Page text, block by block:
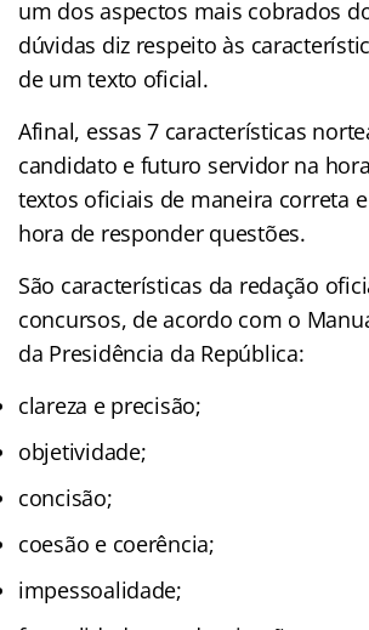
um dos aspectos mais cobrados
dúvidas diz respeito às
de um texto oficial.
Afinal, essas 7 características
candidato e futuro servidor na
textos oficiais de maneira correta
hora de responder questões.
São características da redação
concursos, de acordo com o
da Presidência da República:
clareza e precisão;
objetividade;
concisão;
coesão e coerência;
impessoalidade;